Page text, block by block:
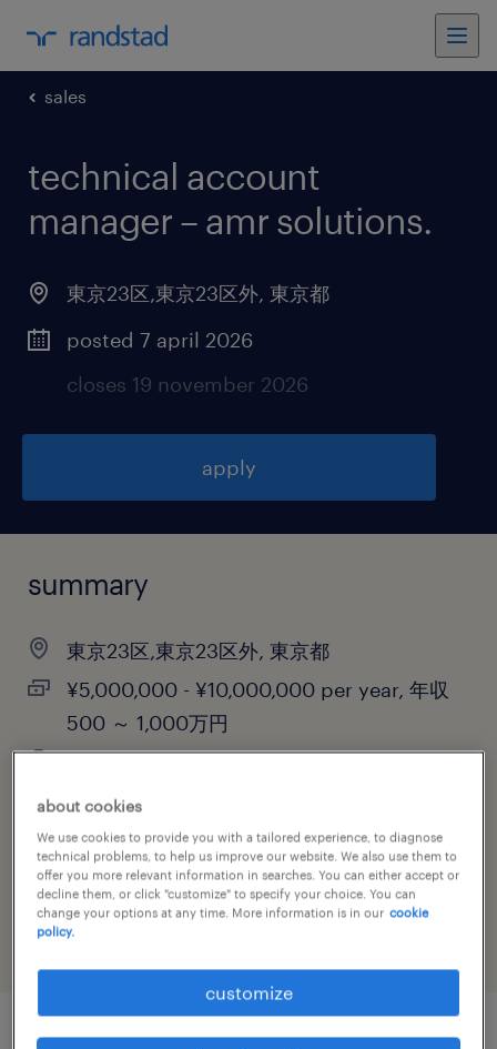
sales
technical account
manager – amr solutions.
東京23区,東京23区外, 東京都
posted 7 april 2026
closes 19 november 2026
apply
summary
東京23区,東京23区外, 東京都
¥5,000,000 - ¥10,000,000 per year, 年収
500 ～ 1,000万円
permanent
job category
sales
about cookies
We use cookies to provide you with a tailored experience, to diagnose
technical problems, to help us improve our website. We also use them to
offer you more relevant information in searches. You can either accept or
decline them, or click "customize" to specify your choice. You can
change your options at any time. More information is in our cookie
policy.
customize